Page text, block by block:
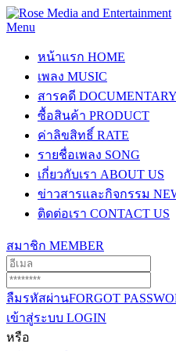
Menu
หน้าแรก HOME
เพลง MUSIC
สารคดี DOCUMENTARY
ซื้อสินค้า PRODUCT
ค่าลิขสิทธิ์ RATE
รายชื่อเพลง SONG
เกี่ยวกับเรา ABOUT US
ข่าวสารและกิจกรรม
ติดต่อเรา CONTACT US
สมาชิก MEMBER
ลืมรหัสผ่านFORGOT
เข้าสู่ระบบ LOGIN
หรือ